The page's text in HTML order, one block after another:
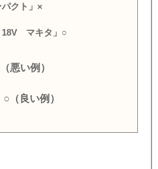
クト」×
マキタ」○
悪い例）
（良い例）